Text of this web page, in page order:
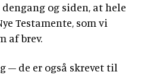
og siden, at hele
Testamente, som vi
af brev.
– de er også skrevet til